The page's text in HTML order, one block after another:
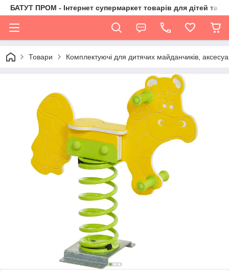
БАТУТ ПРОМ - Інтернет супермаркет товарів для дітей та їх
Товари Комплектуючі для дитячих майданчиків,